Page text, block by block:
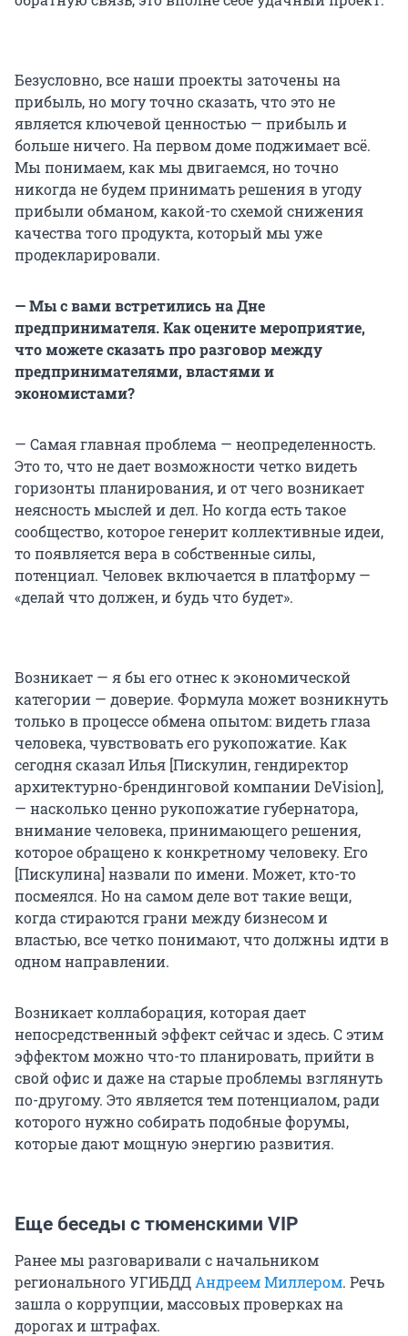
Безусловно, все наши проекты заточены на
прибыль, но могу точно сказать, что это не
является ключевой ценностью — прибыль и
больше ничего. На первом доме поджимает всё.
Мы понимаем, как мы двигаемся, но точно
никогда не будем принимать решения в угоду
прибыли обманом, какой-то схемой снижения
качества того продукта, который мы уже
продекларировали.
— Мы с вами встретились на Дне
предпринимателя. Как оцените мероприятие,
что можете сказать про разговор между
предпринимателями, властями и
экономистами?
— Самая главная проблема — неопределенность.
Это то, что не дает возможности четко видеть
горизонты планирования, и от чего возникает
неясность мыслей и дел. Но когда есть такое
сообщество, которое генерит коллективные идеи,
то появляется вера в собственные силы,
потенциал. Человек включается в платформу —
«делай что должен, и будь что будет».
Возникает — я бы его отнес к экономической
категории — доверие. Формула может возникнуть
только в процессе обмена опытом: видеть глаза
человека, чувствовать его рукопожатие. Как
сегодня сказал Илья [Пискулин, гендиректор
архитектурно-брендинговой компании DeVision],
— насколько ценно рукопожатие губернатора,
внимание человека, принимающего решения,
которое обращено к конкретному человеку. Его
[Пискулина] назвали по имени. Может, кто-то
посмеялся. Но на самом деле вот такие вещи,
когда стираются грани между бизнесом и
властью, все четко понимают, что должны идти в
одном направлении.
Возникает коллаборация, которая дает
непосредственный эффект сейчас и здесь. С этим
эффектом можно что-то планировать, прийти в
свой офис и даже на старые проблемы взглянуть
по-другому. Это является тем потенциалом, ради
которого нужно собирать подобные форумы,
которые дают мощную энергию развития.
Еще беседы с тюменскими VIP
Ранее мы разговаривали с начальником
регионального УГИБДД Андреем Миллером. Речь
зашла о коррупции, массовых проверках на
дорогах и штрафах.